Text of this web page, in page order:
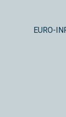
EURO-